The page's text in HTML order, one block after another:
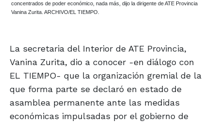
concentrados de poder económico, nada más, dijo la dirigente de ATE Provincia
Vanina Zurita. ARCHIVO/EL TIEMPO.
La secretaria del Interior de ATE Provincia,
Vanina Zurita, dio a conocer -en diálogo con
EL TIEMPO- que la organización gremial de la
que forma parte se declaró en estado de
asamblea permanente ante las medidas
económicas impulsadas por el gobierno de